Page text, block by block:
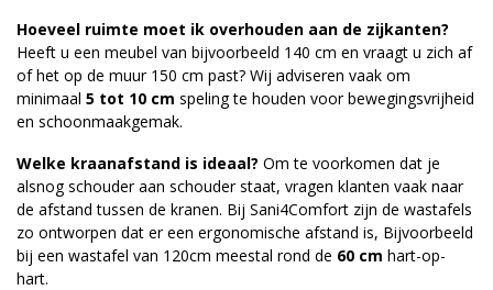
Hoeveel ruimte moet ik overhouden aan de zijkanten?
Heeft u een meubel van bijvoorbeeld 140 cm en vraagt u zich af
of het op de muur 150 cm past? Wij adviseren vaak om
minimaal 5 tot 10 cm speling te houden voor bewegingsvrijheid
en schoonmaakgemak.
Welke kraanafstand is ideaal? Om te voorkomen dat je
alsnog schouder aan schouder staat, vragen klanten vaak naar
de afstand tussen de kranen. Bij Sani4Comfort zijn de wastafels
zo ontworpen dat er een ergonomische afstand is, Bijvoorbeeld
bij een wastafel van 120cm meestal rond de 60 cm hart-op-
hart.